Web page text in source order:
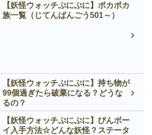
【妖怪ウォッチぷにぷに】ポカポカ
族一覧（じてんばんごう501～）
【妖怪ウォッチぷにぷに】持ち物が
99個過ぎたら破棄になる？どうな
るの？
【妖怪ウォッチぷにぷに】びんボー
イ入手方法☆どんな妖怪？ステータ